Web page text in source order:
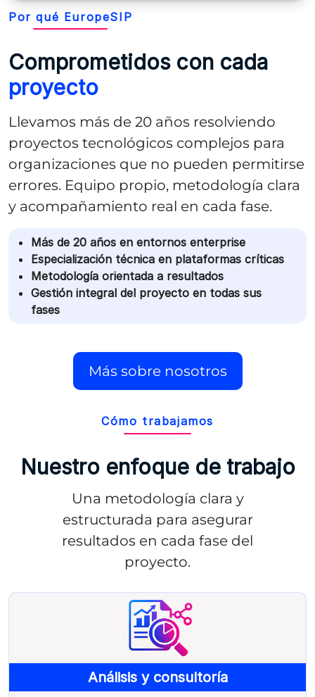
Por qué EuropeSIP
Comprometidos con cada
proyecto
Llevamos más de 20 años resolviendo
proyectos tecnológicos complejos para
organizaciones que no pueden permitirse
errores. Equipo propio, metodología clara
y acompañamiento real en cada fase.
Más de 20 años en entornos enterprise
Especialización técnica en plataformas críticas
Metodología orientada a resultados
Gestión integral del proyecto en todas sus
fases
Más sobre nosotros
Cómo trabajamos
Nuestro enfoque de trabajo
Una metodología clara y
estructurada para asegurar
resultados en cada fase del
proyecto.
Análisis y consultoría